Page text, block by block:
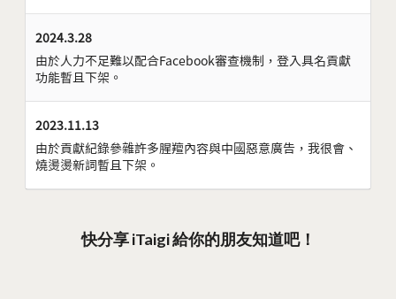
2024.3.28
由於人力不足難以配合Facebook審查機制，登入具名貢獻
功能暫且下架。
2023.11.13
由於貢獻紀錄參雜許多腥羶內容與中國惡意廣告，我很會、
燒燙燙新詞暫且下架。
快分享 iTaigi 給你的朋友知道吧！